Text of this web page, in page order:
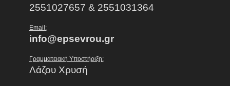
2551027657 & 2551031364
Email:
info@epsevrou.gr
Γραμματειακή Υποστήριξη:
Λάζου Χρυσή